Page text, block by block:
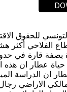
للحقوق
الفلاحي أكثر
حياة عطار ان هذه